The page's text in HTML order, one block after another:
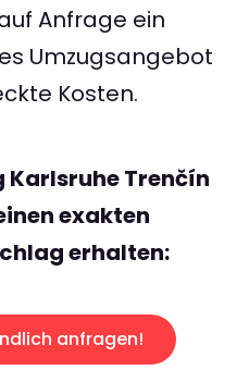
Anfrage ein
Umzugsangebot
Kosten.
Karlsruhe Trenčín
exakten
erhalten:
anfragen!